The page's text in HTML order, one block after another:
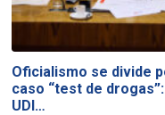
Oficialismo se divide
caso “test de drogas”:
UDI…